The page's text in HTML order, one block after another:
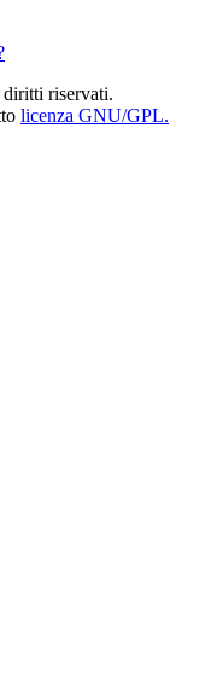
riservati.
licenza GNU/GPL.